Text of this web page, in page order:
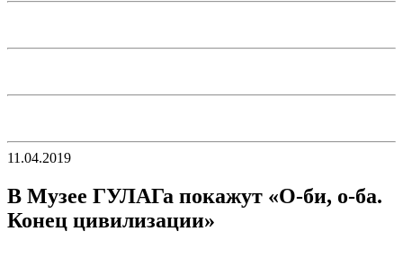
11.04.2019
В Музее ГУЛАГа покажут «О-би, о-ба.
Конец цивилизации»